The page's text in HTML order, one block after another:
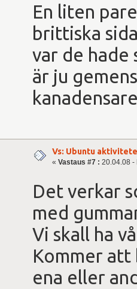
En liten
brittiska
var de
är ju
Vs: Ubuntu
« Vastaus #7 : 20.04.08 -
Det verkar
med
Vi skall ha
Kommer att
ena eller